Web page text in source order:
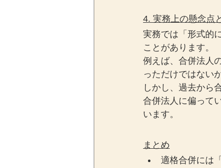
4. 実務上の懸念点
実務では「形式的
ことがあります。
例えば、合併法人
っただけではない
しかし、過去から
合併法人に偏って
います。
まとめ
適格合併には